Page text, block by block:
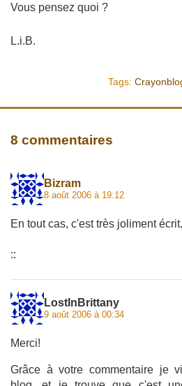
Vous pensez quoi ?
L.i.B.
Tags:
8 commentaires
Bizram
8 août 2006 à 19:12
En tout cas, c'est très joliment
::
LostInBrittany
9 août 2006 à 00:34
Merci!
Grâce à votre commentaire je